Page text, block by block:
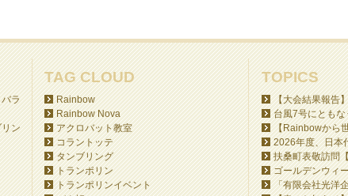
ラ
ン
TAG CLOUD
Rainbow
Rainbow Nova
アクロバット教室
コラントッテ
タンブリング
トランポリン
トランポリンイベント
TOPICS
【大会結果報告
台風7号にとも
【Rainbowから
2026年度、日本
扶桑町表敬訪問
ゴールデンウィ
「有限会社光洋